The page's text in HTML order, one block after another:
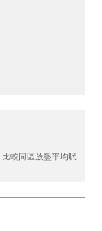
比較同區放盤平均呎